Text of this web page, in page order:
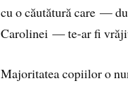
cu o căutătură care —
Carolinei — te-ar fi
Majoritatea copiilor o